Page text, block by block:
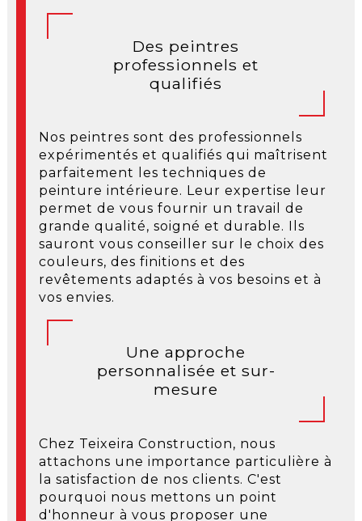
Des peintres
professionnels et
qualifiés
Nos peintres sont des professionnels
expérimentés et qualifiés qui maîtrisent
parfaitement les techniques de
peinture intérieure. Leur expertise leur
permet de vous fournir un travail de
grande qualité, soigné et durable. Ils
sauront vous conseiller sur le choix des
couleurs, des finitions et des
revêtements adaptés à vos besoins et à
vos envies.
Une approche
personnalisée et sur-
mesure
Chez Teixeira Construction, nous
attachons une importance particulière à
la satisfaction de nos clients. C'est
pourquoi nous mettons un point
d'honneur à vous proposer une